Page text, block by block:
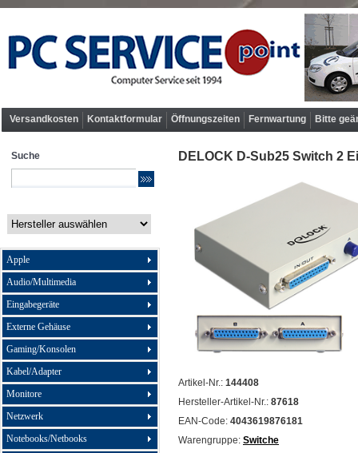
Versandkosten Kontaktformular Öffnungszeiten Fernwartung Bitte
Suche
Apple
Audio/Multimedia
Eingabegeräte
Externe Gehäuse
Gaming/Konsolen
Kabel/Adapter
Monitore
Netzwerk
Notebooks/Netbooks
DELOCK D-Sub25 Switch 2
Artikel-Nr.: 144408
Hersteller-Artikel-Nr.: 87618
EAN-Code: 4043619876181
Warengruppe: Switche